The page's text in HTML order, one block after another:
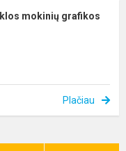
mokinių grafikos
Plačiau